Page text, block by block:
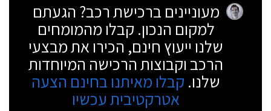
מעוניינים ברכישת רכב? הגעתם
למקום הנכון. קבלו מהמומחים
שלנו ייעוץ חינם, הכירו את מבצעי
הרכב וקבוצות הרכישה המיוחדות
שלנו. קבלו מאיתנו בחינם הצעה
אטרקטיבית עכשיו